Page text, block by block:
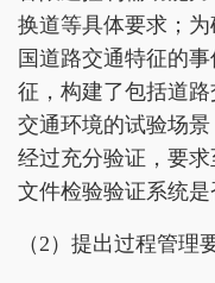
换道等具体要求；
国道路交通特征的
征，构建了包括道
交通环境的试验场
经过充分验证，要
文件检验验证系统是
（2）提出过程管理